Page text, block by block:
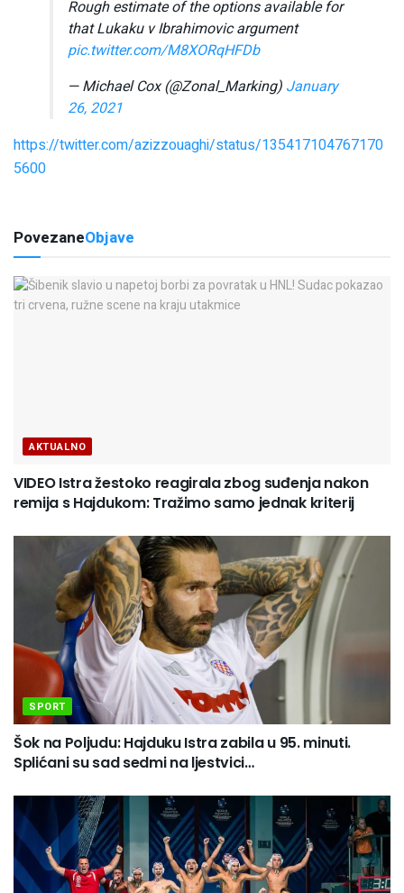
Rough estimate of the options available for
that Lukaku v Ibrahimovic argument
pic.twitter.com/M8XORqHFDb
— Michael Cox (@Zonal_Marking) January
26, 2021
https://twitter.com/azizzouaghi/status/135417104767170
5600
PovezaneObjave
AKTUALNO
VIDEO Istra žestoko reagirala zbog suđenja nakon
remija s Hajdukom: Tražimo samo jednak kriterij
SPORT
Šok na Poljudu: Hajduku Istra zabila u 95. minuti.
Splićani su sad sedmi na ljestvici…